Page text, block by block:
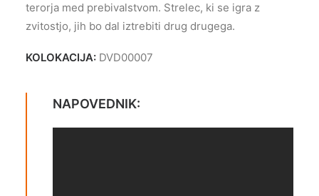
terorja med prebivalstvom. Strelec, ki se igra z
zvitostjo, jih bo dal iztrebiti drug drugega.
KOLOKACIJA: DVD00007
NAPOVEDNIK: